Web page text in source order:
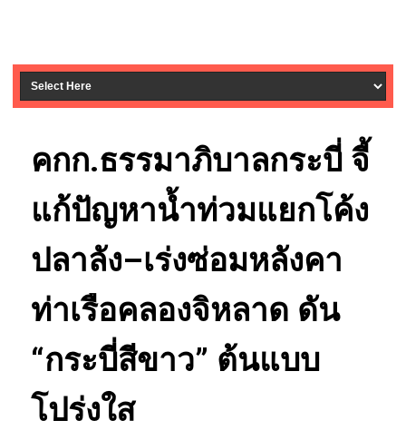
คกก.ธรรมาภิบาลกระบี่ จี้
แก้ปัญหาน้ำท่วมแยกโค้ง
ปลาลัง–เร่งซ่อมหลังคา
ท่าเรือคลองจิหลาด ดัน
“กระบี่สีขาว” ต้นแบบ
โปร่งใส